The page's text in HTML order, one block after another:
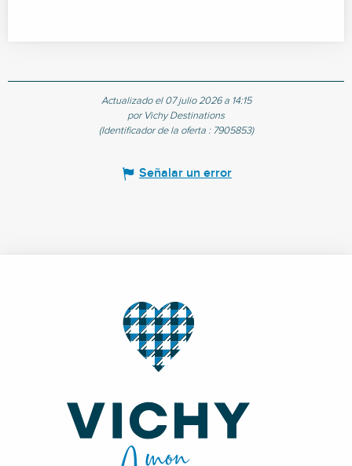
Actualizado el 07 julio 2026 a 14:15
por Vichy Destinations
(Identificador de la oferta : 7905853)
Señalar un error